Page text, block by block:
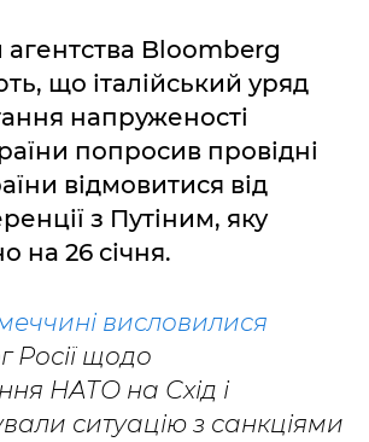
агентства Bloomberg
що італійський уряд
напруженості
попросив провідні
відмовитися від
з Путіним, яку
на 26 січня.
висловилися
Росії щодо
НАТО на Схід і
ситуацію з санкціями